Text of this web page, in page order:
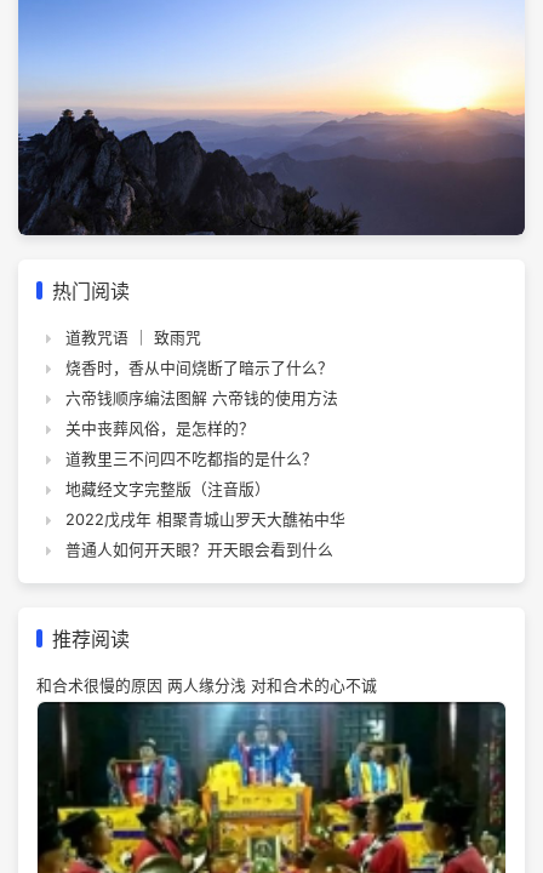
热门阅读
道教咒语 ｜ 致雨咒
烧香时，香从中间烧断了暗示了什么？
六帝钱顺序编法图解 六帝钱的使用方法
关中丧葬风俗，是怎样的？
道教里三不问四不吃都指的是什么？
地藏经文字完整版（注音版）
2022戊戌年 相聚青城山罗天大醮祐中华
普通人如何开天眼？开天眼会看到什么
推荐阅读
和合术很慢的原因 两人缘分浅 对和合术的心不诚